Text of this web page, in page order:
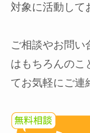
対象に活動して
ご相談やお問い
はもちろんのこ
てお気軽にご連